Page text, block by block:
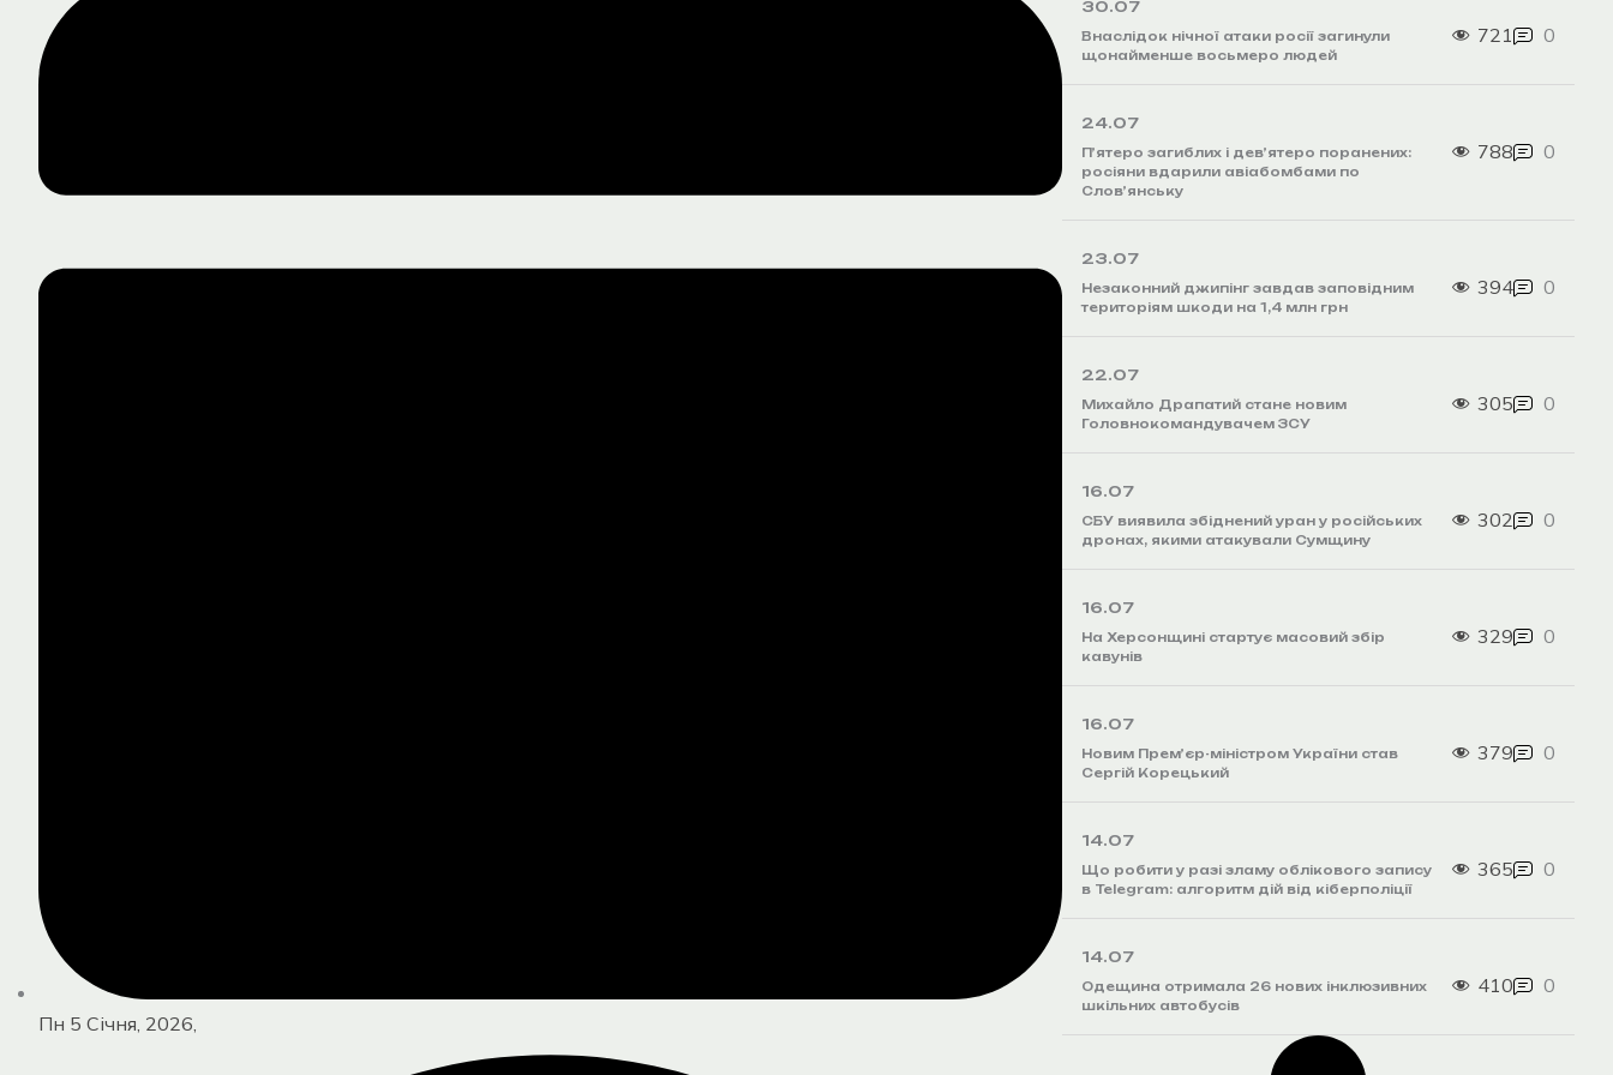
Пн 5 Січня, 2026,
Внаслідок нічної атаки росії загинули
щонайменше восьмеро людей
30.07
721 0
П’ятеро загиблих і дев’ятеро поранених:
росіяни вдарили авіабомбами по
Слов’янську
24.07
788 0
Незаконний джипінг завдав заповідним
територіям шкоди на 1,4 млн грн
23.07
394 0
Михайло Драпатий стане новим
Головнокомандувачем ЗСУ
22.07
305 0
СБУ виявила збіднений уран у російських
дронах, якими атакували Сумщину
16.07
302 0
На Херсонщині стартує масовий збір
кавунів
16.07
329 0
Новим Прем’єр-міністром України став
Сергій Корецький
16.07
379 0
Що робити у разі зламу облікового запису
в Telegram: алгоритм дій від кіберполіції
14.07
365 0
Одещина отримала 26 нових інклюзивних
шкільних автобусів
14.07
410 0